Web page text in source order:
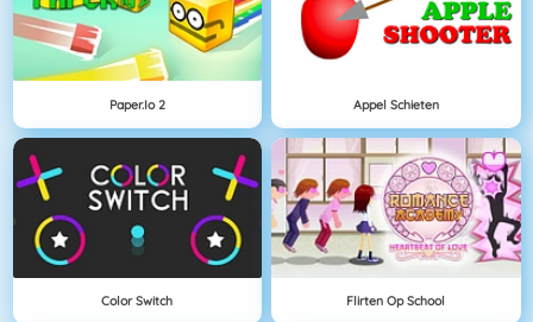
Paper.io 2 Appel Schieten
Color Switch Flirten Op School